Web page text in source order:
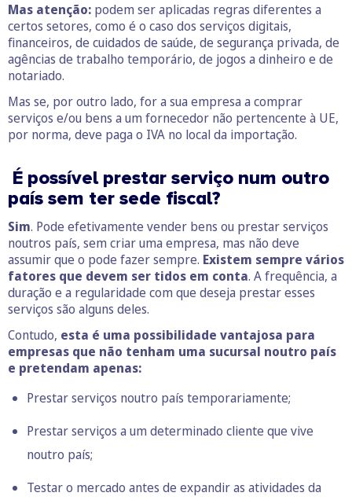
Mas atenção: podem ser aplicadas regras diferentes a
certos setores, como é o caso dos serviços digitais,
financeiros, de cuidados de saúde, de segurança privada, de
agências de trabalho temporário, de jogos a dinheiro e de
notariado.
Mas se, por outro lado, for a sua empresa a comprar
serviços e/ou bens a um fornecedor não pertencente à UE,
por norma, deve paga o IVA no local da importação.
É possível prestar serviço num outro
país sem ter sede fiscal?
Sim. Pode efetivamente vender bens ou prestar serviços
noutros país, sem criar uma empresa, mas não deve
assumir que o pode fazer sempre. Existem sempre vários
fatores que devem ser tidos em conta. A frequência, a
duração e a regularidade com que deseja prestar esses
serviços são alguns deles.
Contudo, esta é uma possibilidade vantajosa para
empresas que não tenham uma sucursal noutro país
e pretendam apenas:
Prestar serviços noutro país temporariamente;
Prestar serviços a um determinado cliente que vive
noutro país;
Testar o mercado antes de expandir as atividades da